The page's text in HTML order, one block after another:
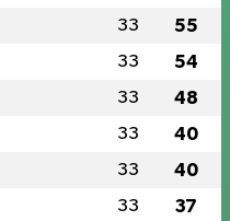
33 55
33 54
33 48
33 40
33 40
33 37